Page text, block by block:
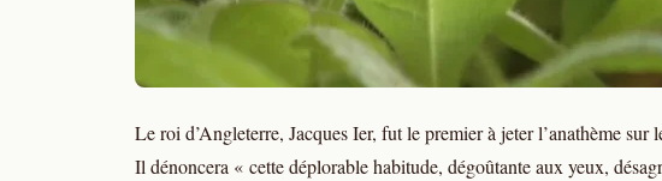
Le roi d’Angleterre, Jacques Ier, fut le premier à jeter l’anathème
Il dénoncera « cette déplorable habitude, dégoûtante aux yeux,